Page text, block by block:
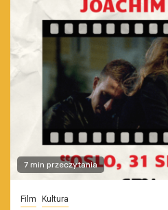
7 min przeczytania
Film Kultura